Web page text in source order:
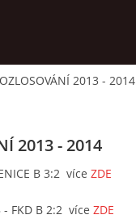
2013 - 2014
2013 - 2014
B 3:2 více ZDE
- FKD B 2:2 více ZDE